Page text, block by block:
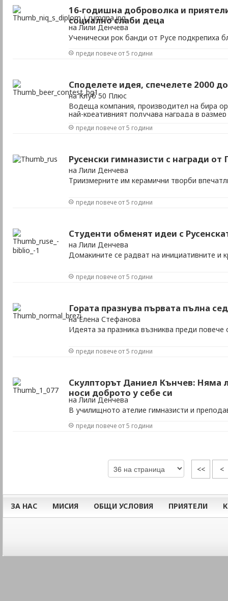
16-годишна доброволка и
социално слаби деца
на Лили Денчева
Ученически рок банди от Русе подкрепиха
преди повече от 5 години
Споделете идея, спечелете 2000
на Клуб 50 Плюс
Водеща компания, производител на бира
най-креативният получава награда в
преди повече от 5 години
Русенски гимназисти с награди
на Лили Денчева
Триизмерните им керамични творби
преди повече от 5 години
Студенти обменят идеи с
на Лили Денчева
Домакините се радват на инициативните и
преди повече от 5 години
Гората празнува първата пълна
на Елена Стефанова
Идеята за празника възниква преди повече
преди повече от 5 години
Скулпторът Даниел Кънчев: Няма
носи доброто у себе си
на Лили Денчева
В училищното ателие гимназисти и
преди повече от 5 години
<< <
ЗА НАС МИСИЯ ОБЩИ УСЛОВИЯ ПРИЯТЕЛИ